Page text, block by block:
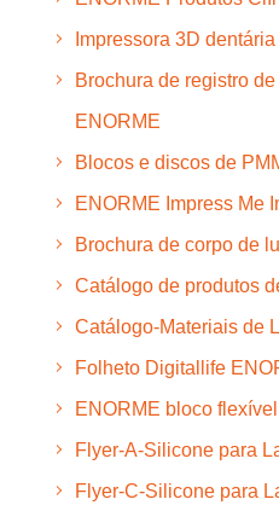
Impressora 3D
Brochura de registro
ENORME
Blocos e discos de
ENORME Impress Me
Brochura de corpo de
Catálogo de produtos
Catálogo-Materiais de
Folheto Digitallife
ENORME bloco flexível
Flyer-A-Silicone para
Flyer-C-Silicone para